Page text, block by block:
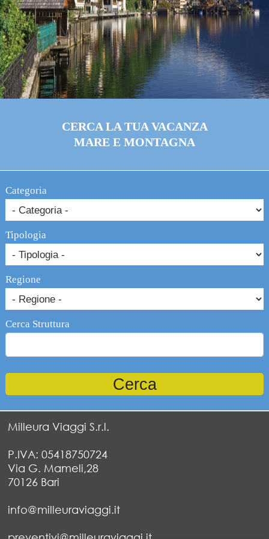
CERCA LA TUA VACANZA
MARE E MONTAGNA
Categoria
Tipologia
Regione
Cerca Struttura
Milleura Viaggi S.r.l.
P.IVA: 05418750724
Via G. Mameli,28
70126 Bari
info@milleuraviaggi.it